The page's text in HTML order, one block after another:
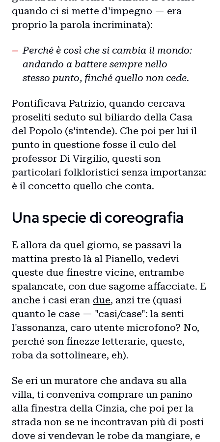
quando ci si mette d'impegno — era
proprio la parola incriminata):
Perché è così che si cambia il mondo:
andando a battere sempre nello
stesso punto, finché quello non cede.
Pontificava Patrizio, quando cercava
proseliti seduto sul biliardo della Casa
del Popolo (s'intende). Che poi per lui il
punto in questione fosse il culo del
professor Di Virgilio, questi son
particolari folkloristici senza importanza:
è il concetto quello che conta.
Una specie di coreografia
E allora da quel giorno, se passavi la
mattina presto là al Pianello, vedevi
queste due finestre vicine, entrambe
spalancate, con due sagome affacciate. E
anche i casi eran due, anzi tre (quasi
quanto le case — "casi/case": la senti
l'assonanza, caro utente microfono? No,
perché son finezze letterarie, queste,
roba da sottolineare, eh).
Se eri un muratore che andava su alla
villa, ti conveniva comprare un panino
alla finestra della Cinzia, che poi per la
strada non se ne incontravan più di posti
dove si vendevan le robe da mangiare, e